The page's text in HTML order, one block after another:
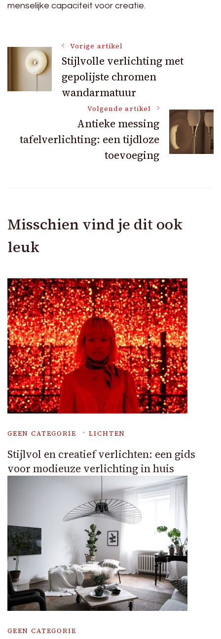
menselijke capaciteit voor creatie.
Bericht
navigatie
Vorige artikel
Stijlvolle verlichting met
gepolijste chromen
wandarmatuur
Volgende artikel
Antieke messing
tafelverlichting: een tijdloze
toevoeging
Misschien vind je dit ook
leuk
GEEN CATEGORIE LICHTEN
Stijlvol en creatief verlichten: een gids
voor modieuze verlichting in huis
GEEN CATEGORIE